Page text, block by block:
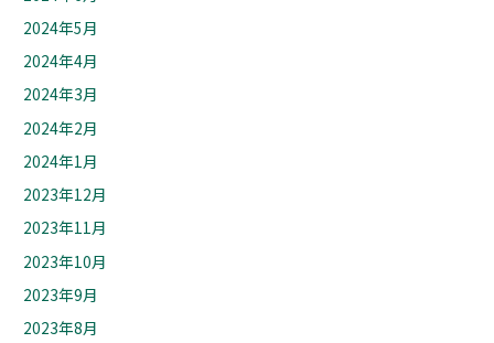
2024年5月
2024年4月
2024年3月
2024年2月
2024年1月
2023年12月
2023年11月
2023年10月
2023年9月
2023年8月